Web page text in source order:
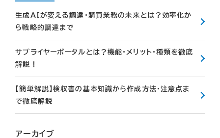
生成AIが変える調達・購買業務の未来とは？効率化か
ら戦略的調達まで
サプライヤーポータルとは？機能・メリット・種類を徹底
解説！
【簡単解説】検収書の基本知識から作成方法・注意点ま
で徹底解説
アーカイブ